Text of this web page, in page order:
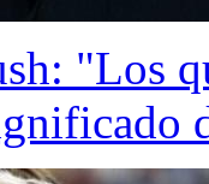
"Los